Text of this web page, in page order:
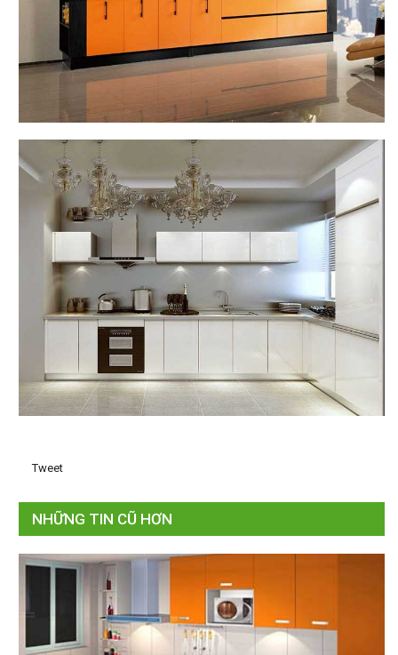
Tweet
NHỮNG TIN CŨ HƠN